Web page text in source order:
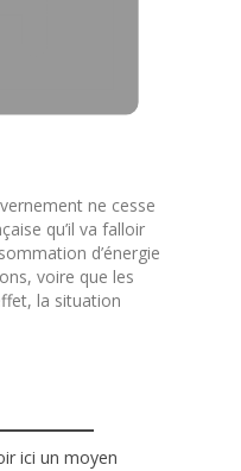
ne cesse
qu’il va falloir
d’énergie
voire que les
la situation
ici un moyen